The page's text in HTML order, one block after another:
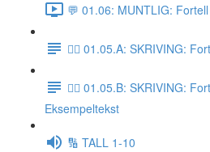
💬 01.06: MUNTLIG:
✍🏼 01.05.A: SKRIVING:
✍🏼 01.05.B: SKRIVING:
Eksempeltekst
🔢 TALL 1-10